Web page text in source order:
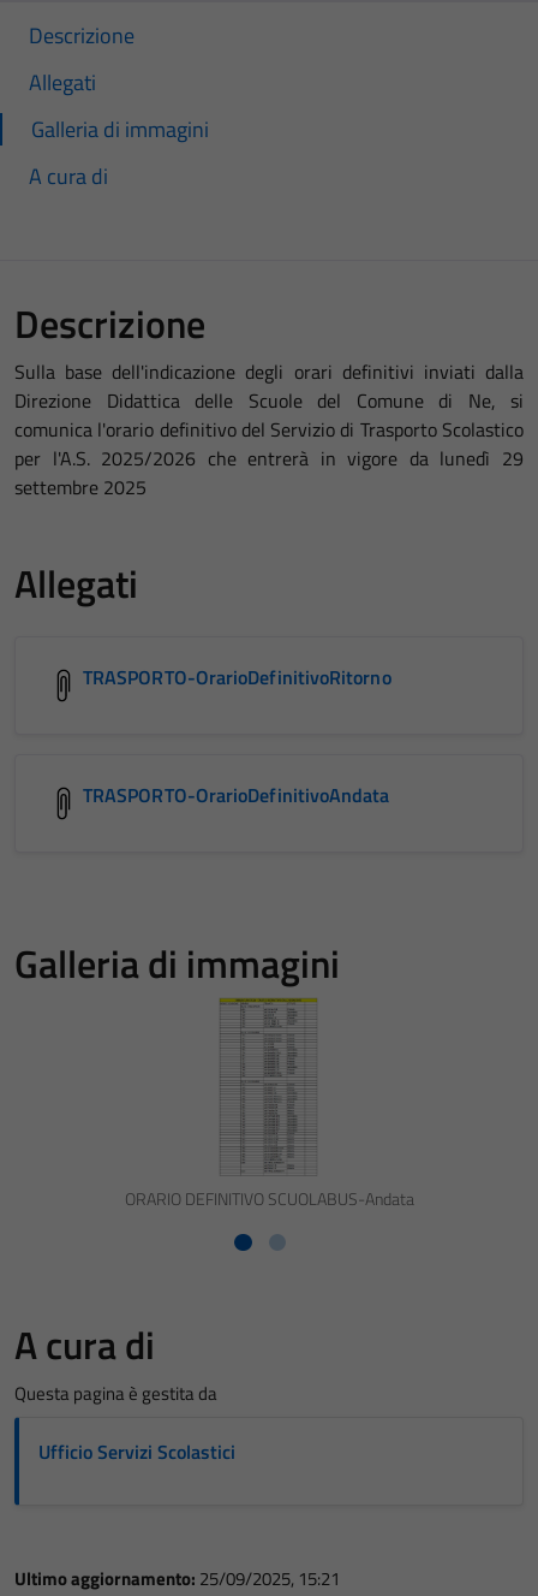
Descrizione
Allegati
Galleria di immagini
A cura di
Descrizione
Sulla base dell'indicazione degli orari definitivi inviati dalla
Direzione Didattica delle Scuole del Comune di Ne, si
comunica l'orario definitivo del Servizio di Trasporto Scolastico
per l'A.S. 2025/2026 che entrerà in vigore da lunedì 29
settembre 2025
Allegati
TRASPORTO-OrarioDefinitivoRitorno
TRASPORTO-OrarioDefinitivoAndata
Galleria di immagini
ORARIO DEFINITIVO SCUOLABUS-Andata
A cura di
Questa pagina è gestita da
Ufficio Servizi Scolastici
Ultimo aggiornamento: 25/09/2025, 15:21